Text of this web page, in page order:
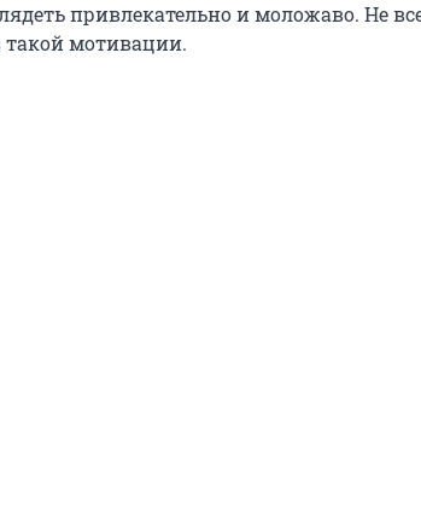
привлекательно и моложаво. Не
мотивации.